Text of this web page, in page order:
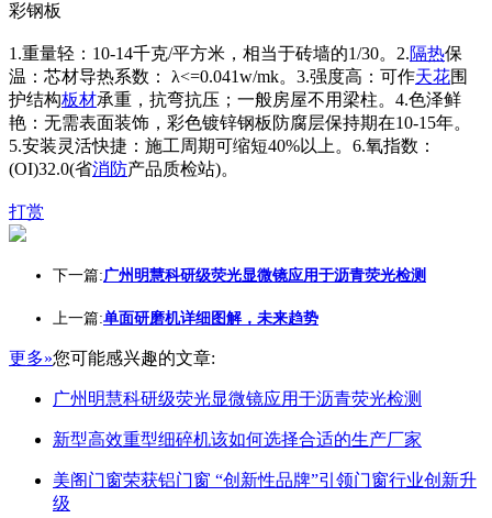
彩钢板
1.重量轻：10-14千克/平方米，相当于砖墙的1/30。2.隔热保
温：芯材导热系数： λ<=0.041w/mk。3.强度高：可作天花围
护结构板材承重，抗弯抗压；一般房屋不用梁柱。4.色泽鲜
艳：无需表面装饰，彩色镀锌钢板防腐层保持期在10-15年。
5.安装灵活快捷：施工周期可缩短40%以上。6.氧指数：
(OI)32.0(省消防产品质检站)。
打赏
下一篇:广州明慧科研级荧光显微镜应用于沥青荧光检测
上一篇:单面研磨机详细图解，未来趋势
更多»您可能感兴趣的文章:
广州明慧科研级荧光显微镜应用于沥青荧光检测
新型高效重型细碎机该如何选择合适的生产厂家
美阁门窗荣获铝门窗 “创新性品牌”引领门窗行业创新升
级